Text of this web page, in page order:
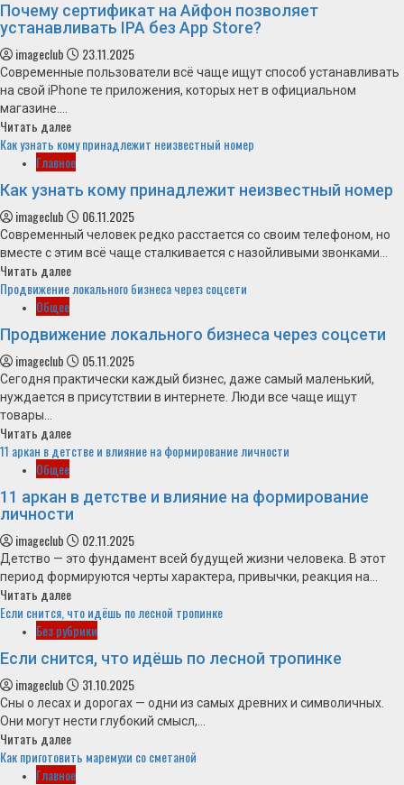
Почему сертификат на Айфон позволяет
устанавливать IPA без App Store?
imageclub
23.11.2025
Современные пользователи всё чаще ищут способ устанавливать
на свой iPhone те приложения, которых нет в официальном
магазине....
Читать далее
Как узнать кому принадлежит неизвестный номер
Главное
Как узнать кому принадлежит неизвестный номер
imageclub
06.11.2025
Современный человек редко расстается со своим телефоном, но
вместе с этим всё чаще сталкивается с назойливыми звонками...
Читать далее
Продвижение локального бизнеса через соцсети
Общее
Продвижение локального бизнеса через соцсети
imageclub
05.11.2025
Сегодня практически каждый бизнес, даже самый маленький,
нуждается в присутствии в интернете. Люди все чаще ищут
товары...
Читать далее
11 аркан в детстве и влияние на формирование личности
Общее
11 аркан в детстве и влияние на формирование
личности
imageclub
02.11.2025
Детство — это фундамент всей будущей жизни человека. В этот
период формируются черты характера, привычки, реакция на...
Читать далее
Если снится, что идёшь по лесной тропинке
Без рубрики
Если снится, что идёшь по лесной тропинке
imageclub
31.10.2025
Сны о лесах и дорогах — одни из самых древних и символичных.
Они могут нести глубокий смысл,...
Читать далее
Как приготовить маремухи со сметаной
Главное